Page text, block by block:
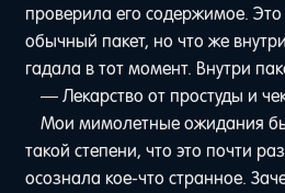
проверила его содержимое.
обычный пакет, но что же
гадала в тот момент. Внутри
— Лекарство от простуды и
Мои мимолетные ожидания
такой степени, что это почти
осознала кое-что странное.